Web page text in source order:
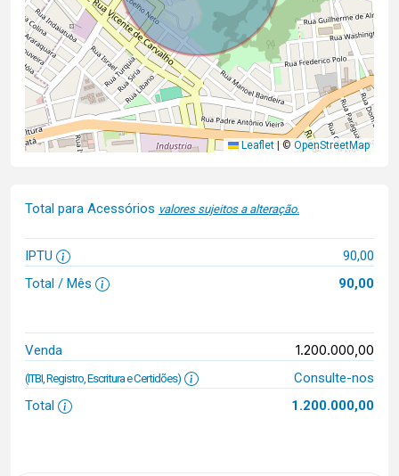
Leaflet |©OpenStreetMap
Total para Acessórios valores sujeitos a alteração.
IPTU
90,00
Total / Mês
90,00
Venda 1.200.000,00
(ITBI, Registro, Escritura e Certidões)
Consulte-nos
Total
1.200.000,00